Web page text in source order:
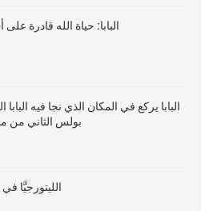
البابا: حياة الله قادرة على
البابا يركع في المكان الذي نجا فيه البابا
بولس الثاني من
الليتورجيَّا